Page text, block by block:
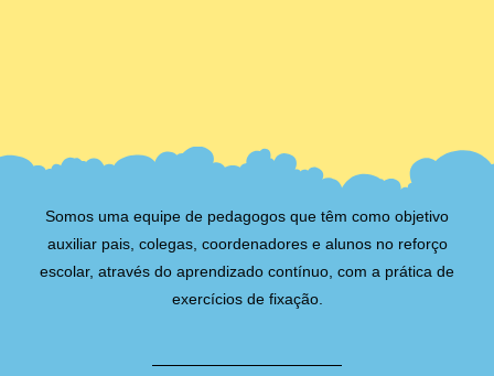
Somos uma equipe de pedagogos que têm como objetivo
auxiliar pais, colegas, coordenadores e alunos no reforço
escolar, através do aprendizado contínuo, com a prática de
exercícios de fixação.